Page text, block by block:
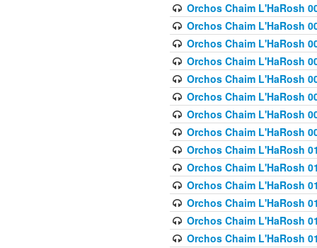
Orchos Chaim L'HaRosh
Orchos Chaim L'HaRosh
Orchos Chaim L'HaRosh
Orchos Chaim L'HaRosh
Orchos Chaim L'HaRosh
Orchos Chaim L'HaRosh
Orchos Chaim L'HaRosh
Orchos Chaim L'HaRosh
Orchos Chaim L'HaRosh
Orchos Chaim L'HaRosh
Orchos Chaim L'HaRosh
Orchos Chaim L'HaRosh
Orchos Chaim L'HaRosh
Orchos Chaim L'HaRosh